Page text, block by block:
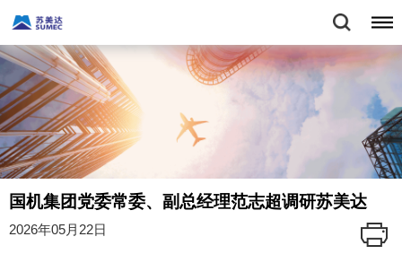
国机集团党委常委、副总经理范志超调研苏美达
2026年05月22日